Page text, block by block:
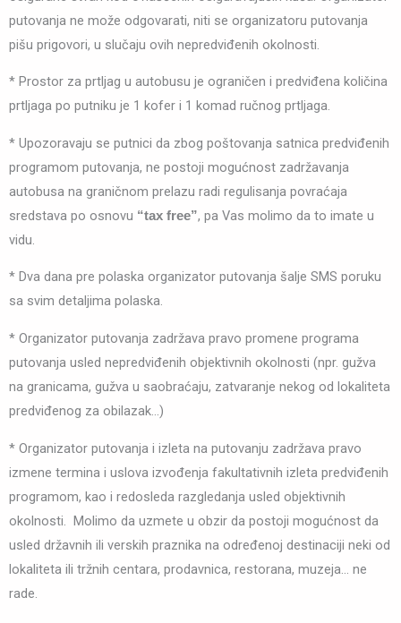
putovanja ne može odgovarati, niti se organizatoru putovanja
pišu prigovori, u slučaju ovih nepredviđenih okolnosti.
* Prostor za prtljag u autobusu je ograničen i predviđena količina
prtljaga po putniku je 1 kofer i 1 komad ručnog prtljaga.
* Upozoravaju se putnici da zbog poštovanja satnica predviđenih
programom putovanja, ne postoji mogućnost zadržavanja
autobusa na graničnom prelazu radi regulisanja povraćaja
sredstava po osnovu “tax free”, pa Vas molimo da to imate u
vidu.
* Dva dana pre polaska organizator putovanja šalje SMS poruku
sa svim detaljima polaska.
* Organizator putovanja zadržava pravo promene programa
putovanja usled nepredviđenih objektivnih okolnosti (npr. gužva
na granicama, gužva u saobraćaju, zatvaranje nekog od lokaliteta
predviđenog za obilazak…)
* Organizator putovanja i izleta na putovanju zadržava pravo
izmene termina i uslova izvođenja fakultativnih izleta predviđenih
programom, kao i redosleda razgledanja usled objektivnih
okolnosti. Molimo da uzmete u obzir da postoji mogućnost da
usled državnih ili verskih praznika na određenoj destinaciji neki od
lokaliteta ili tržnih centara, prodavnica, restorana, muzeja… ne
rade.